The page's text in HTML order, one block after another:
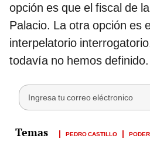
opción es que el fiscal de
Palacio. La otra opción es
interpelatorio
todavía no hemos definido.
PEDRO CASTILLO